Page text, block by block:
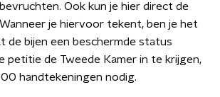
Ook kun je hier direct de
je hiervoor tekent, ben je het
de bijen een beschermde status
petitie de Tweede Kamer in te krijgen,
handtekeningen nodig.